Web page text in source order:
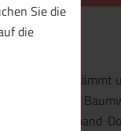
Sie die
die
Baumwolle,
Heather: 50%
Nackenband